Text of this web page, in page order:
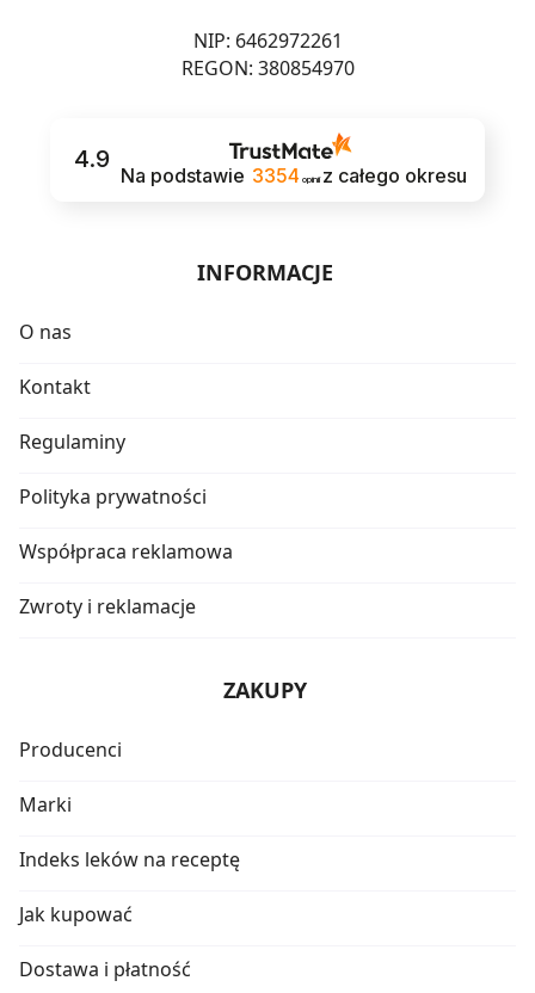
NIP: 6462972261
REGON: 380854970
4.9
Na podstawie 3354 opinii z całego okresu
INFORMACJE
O nas
Kontakt
Regulaminy
Polityka prywatności
Współpraca reklamowa
Zwroty i reklamacje
ZAKUPY
Producenci
Marki
Indeks leków na receptę
Jak kupować
Dostawa i płatność